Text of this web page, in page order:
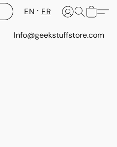
EN FR
Info@geekstuffstore.com